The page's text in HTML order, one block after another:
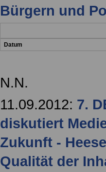
Bürgern und
Datum
N.N.
11.09.2012: 7.
diskutiert
Zukunft -
Qualität der